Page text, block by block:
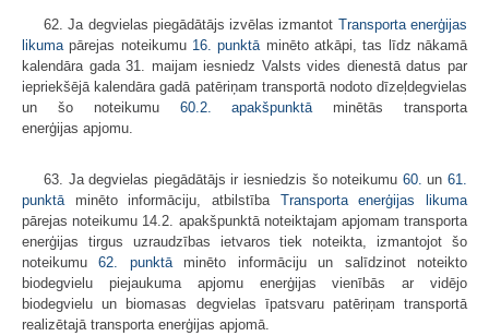
62. Ja degvielas piegādātājs izvēlas izmantot Transporta enerģijas
likuma pārejas noteikumu 16. punktā minēto atkāpi, tas līdz nākamā
kalendāra gada 31. maijam iesniedz Valsts vides dienestā datus par
iepriekšējā kalendāra gadā patēriņam transportā nodoto dīzeļdegvielas
un šo noteikumu 60.2. apakšpunktā minētās transporta
enerģijas apjomu.
63. Ja degvielas piegādātājs ir iesniedzis šo noteikumu 60. un61.
punktā minēto informāciju, atbilstība Transporta enerģijas likuma
pārejas noteikumu 14.2. apakšpunktā noteiktajam apjomam transporta
enerģijas tirgus uzraudzības ietvaros tiek noteikta, izmantojot šo
noteikumu62. punktāminēto informāciju un salīdzinot noteikto
biodegvielu piejaukuma apjomu enerģijas vienībās ar vidējo
biodegvielu un biomasas degvielas īpatsvaru patēriņam transportā
realizētajā transporta enerģijas apjomā.